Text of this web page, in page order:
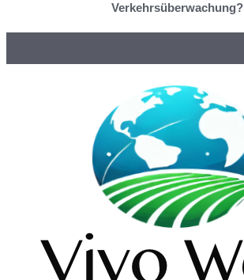
Verkehrsüberwachung?